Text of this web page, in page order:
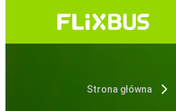
Strona główna